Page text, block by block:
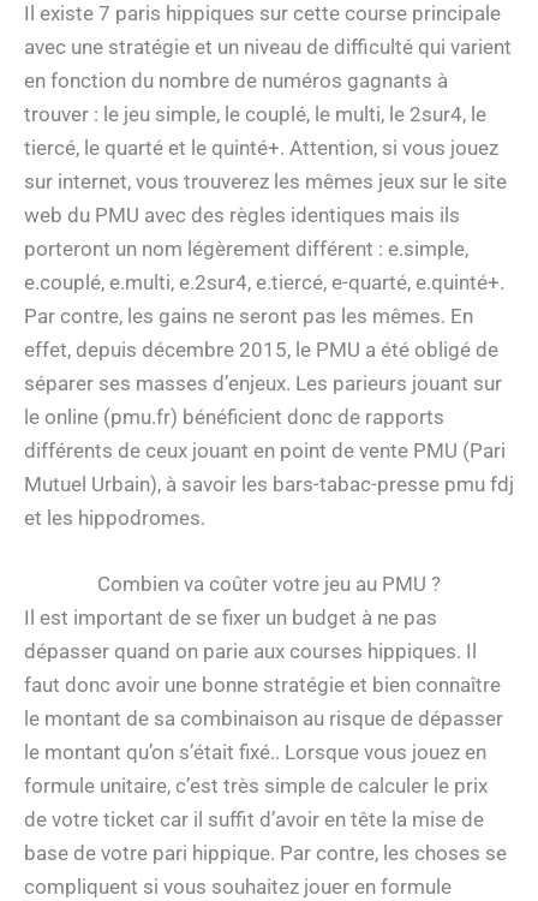
Il existe 7 paris hippiques sur cette course principale
avec une stratégie et un niveau de difficulté qui varient
en fonction du nombre de numéros gagnants à
trouver : le jeu simple, le couplé, le multi, le 2sur4, le
tiercé, le quarté et le quinté+. Attention, si vous jouez
sur internet, vous trouverez les mêmes jeux sur le site
web du PMU avec des règles identiques mais ils
porteront un nom légèrement différent : e.simple,
e.couplé, e.multi, e.2sur4, e.tiercé, e-quarté, e.quinté+.
Par contre, les gains ne seront pas les mêmes. En
effet, depuis décembre 2015, le PMU a été obligé de
séparer ses masses d’enjeux. Les parieurs jouant sur
le online (pmu.fr) bénéficient donc de rapports
différents de ceux jouant en point de vente PMU (Pari
Mutuel Urbain), à savoir les bars-tabac-presse pmu fdj
et les hippodromes.
Combien va coûter votre jeu au PMU ?
Il est important de se fixer un budget à ne pas
dépasser quand on parie aux courses hippiques. Il
faut donc avoir une bonne stratégie et bien connaître
le montant de sa combinaison au risque de dépasser
le montant qu’on s’était fixé.. Lorsque vous jouez en
formule unitaire, c’est très simple de calculer le prix
de votre ticket car il suffit d’avoir en tête la mise de
base de votre pari hippique. Par contre, les choses se
compliquent si vous souhaitez jouer en formule